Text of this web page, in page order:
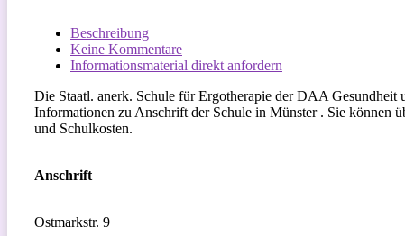
Beschreibung
Keine Kommentare
Informationsmaterial direkt anfordern
Die Staatl. anerk. Schule für Ergotherapie der DAA Gesundheit
Informationen zu Anschrift der Schule in Münster . Sie können
und Schulkosten.
Anschrift
Ostmarkstr. 9